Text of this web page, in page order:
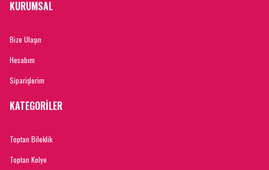
KURUMSAL
Bize Ulaşın
Hesabım
Siparişlerim
KATEGORİLER
Toptan Bileklik
Toptan Kolye